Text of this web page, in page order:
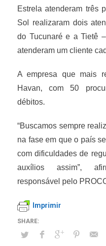
Estrela atenderam três
Sol realizaram dois
do Tucunaré e a Tietê
atenderam um cliente
A empresa que mais
Havan, com 50
débitos.
“Buscamos sempre
na fase em que o país
com dificuldades de
auxílios assim”,
responsável pelo
Imprimir